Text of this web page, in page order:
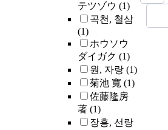
テツゾウ (1)
곡천, 철삼
(1)
ホウソウ
ダイガク (1)
원, 자랑 (1)
菊池 寬 (1)
佐藤隆房
著 (1)
장흥, 선랑